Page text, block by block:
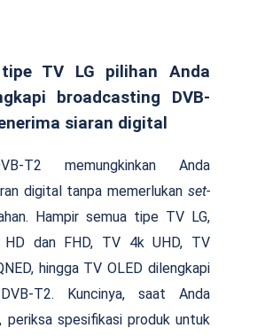
TV LG pilihan Anda
broadcasting DVB-
siaran digital
T2 memungkinkan Anda
digital tanpa memerlukan set-
Hampir semua tipe TV LG,
dan FHD, TV 4k UHD, TV
hingga TV OLED dilengkapi
T2. Kuncinya, saat Anda
periksa spesifikasi produk untuk